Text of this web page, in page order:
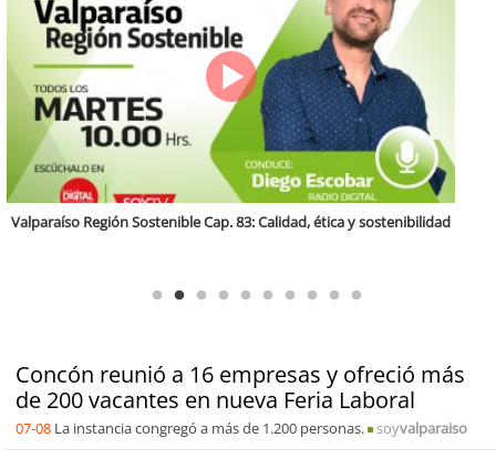
Concón reunió a 16 empresas y ofreció más
de 200 vacantes en nueva Feria Laboral
07-08 La instancia congregó a más de 1.200 personas. soyvalparaiso